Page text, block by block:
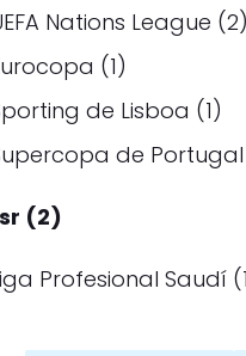
Nations League (2)
(1)
de Lisboa (1)
de Portugal
(2)
Profesional Saudí